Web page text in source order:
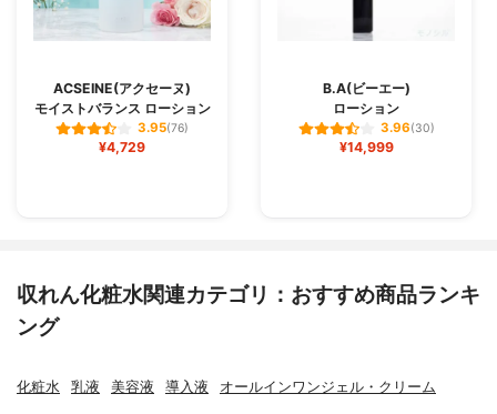
ACSEINE(アクセーヌ)
モイストバランス ローション
3.95(76)
¥4,729
B.A(ビーエー)
ローション
3.96(30)
¥14,999
収れん化粧水関連カテゴリ：おすすめ商品ランキ
ング
化粧水 乳液 美容液 導入液 オールインワンジェル・クリーム